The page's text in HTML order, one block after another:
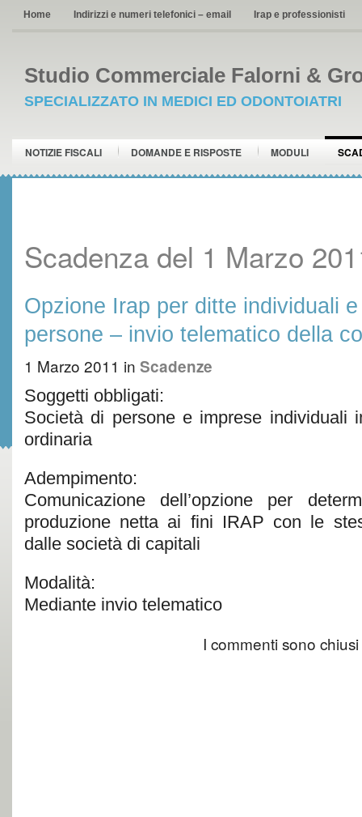
Home Indirizzi e numeri telefonici – email Irap e professionisti
Studio Commerciale Falorni &
SPECIALIZZATO IN MEDICI ED ODONTOIATRI
NOTIZIE FISCALI DOMANDE E RISPOSTE MODULI
Scadenza del 1 Marzo
Opzione Irap per ditte individuali
persone – invio telematico della
1 Marzo 2011 in Scadenze
Soggetti obbligati:
Società di persone e imprese individuali
ordinaria
Adempimento:
Comunicazione dell’opzione per
produzione netta ai fini IRAP con le
dalle società di capitali
Modalità:
Mediante invio telematico
I commenti sono chiusi